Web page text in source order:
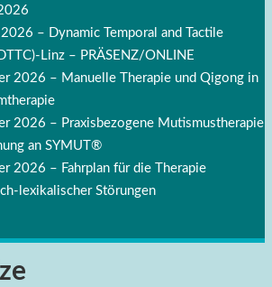
– Dynamic Temporal and Tactile
Linz – PRÄSENZ/ONLINE
2026 – Manuelle Therapie und Qigong in
2026 – Praxisbezogene Mutismustherapie
an SYMUT®
2026 – Fahrplan für die Therapie
lexikalischer Störungen